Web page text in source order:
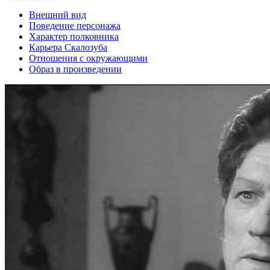
Внешний вид
Поведение персонажа
Характер полковника
Карьера Скалозуба
Отношения с окружающими
Образ в произведении